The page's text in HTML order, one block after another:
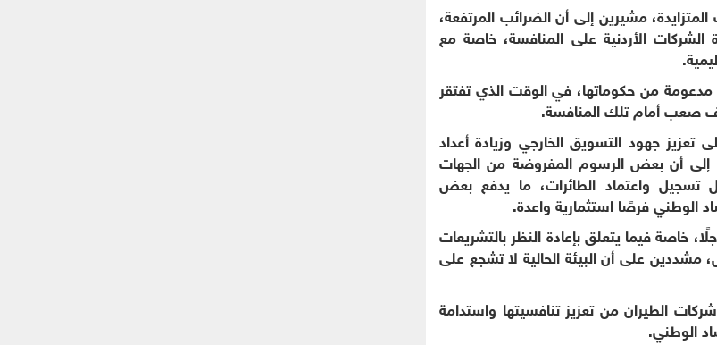
مشيرين إلى أن الضرائب المرتفعة،
دينارًا، تُضعف من قدرة الشركات الأردنية على المنافسة، خاصة مع
مدعومة من حكوماتها، في الوقت الذي تفتقر
صعب أمام تلك المنافسة.
جهود التسويق الخارجي وزيادة أعداد
إلى أن بعض الرسوم المفروضة من الجهات
تسجيل واعتماد الطائرات، ما يدفع بعض
الوطني فرصًا استثمارية واعدة.
خاصة فيما يتعلق بإعادة النظر بالتشريعات
مشددين على أن البيئة الحالية لا تشجع على
الطيران من تعزيز تنافسيتها واستدامة
الوطني.